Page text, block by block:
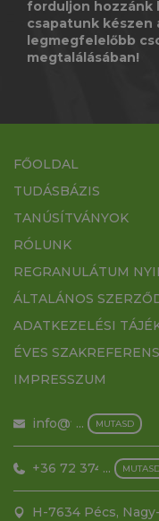
forduljon hozzánk
csapatunk készen
legmegfelelőbb
megtalálásában!
FŐOLDAL
TUDÁSBÁZIS
TANÚSÍTVÁNYOK
RÓLUNK
REGRANULÁTUM
ÁLTALÁNOS
ADATKEZELÉSI
ÉVES
IMPRESSZUM
info@filmex.hu
... MUTASD
+36 72 374 500
...
H-7634 Pécs,